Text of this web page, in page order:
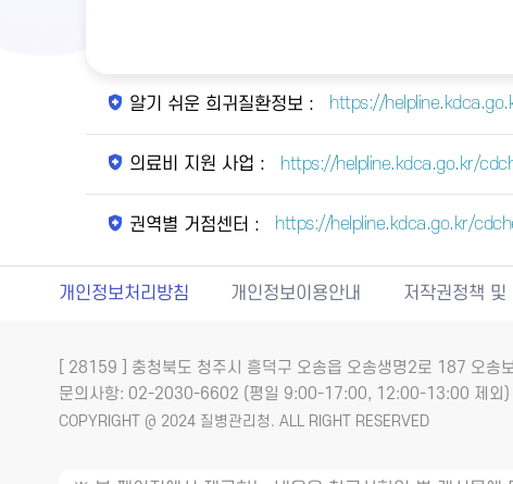
알기 쉬운 희귀질환정보 : https://
의료비 지원 사업 : https://helpline.kdca.go.kr/
권역별 거점센터 : https://helpline.kdca.go.kr/
개인정보처리방침 개인정보이용안내 저작권정책 및
[ 28159 ] 충청북도 청주시 흥덕구 오송읍 오송생명2로 187 오송
문의사항: 02-2030-6602 (평일 9:00-17:00, 12:00-13:00 제외)
COPYRIGHT @ 2024 질병관리청. ALL RIGHT RESERVED